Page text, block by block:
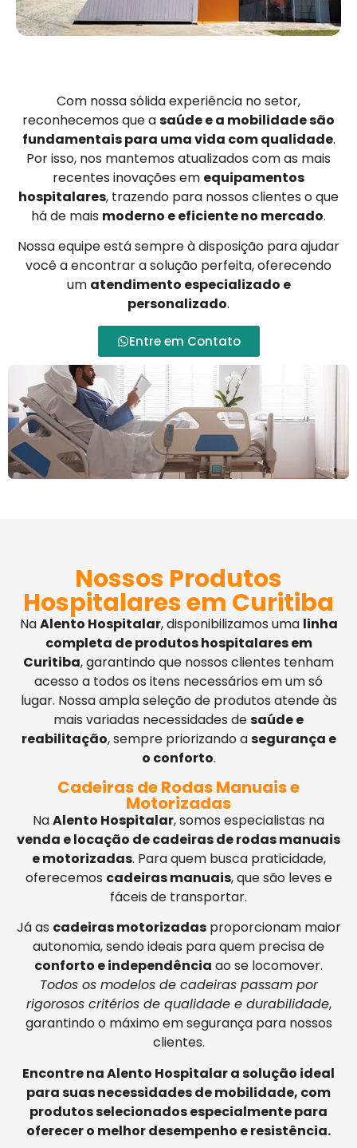
Com nossa sólida experiência no setor,
reconhecemos que asaúde e a mobilidade são
fundamentais para uma vida com qualidade.
Por isso, nos mantemos atualizados com as mais
recentes inovações em equipamentos
hospitalares, trazendo para nossos clientes o que
há de mais moderno e eficiente no mercado.
Nossa equipe está sempre à disposição para ajudar
você a encontrar a solução perfeita, oferecendo
um atendimento especializado e
personalizado.
Entre em Contato
Nossos Produtos
Hospitalares em Curitiba
NaAlento Hospitalar, disponibilizamos uma linha
completa de produtos hospitalares em
Curitiba, garantindo que nossos clientes tenham
acesso a todos os itens necessários em um só
lugar. Nossa ampla seleção de produtos atende às
mais variadas necessidades desaúde e
reabilitação, sempre priorizando asegurança e
o conforto.
Cadeiras de Rodas Manuais e
Motorizadas
NaAlento Hospitalar, somos especialistas na
venda e locação de cadeiras de rodas manuais
e motorizadas. Para quem busca praticidade,
oferecemos cadeiras manuais, que são leves e
fáceis de transportar.
Já as cadeiras motorizadasproporcionam maior
autonomia, sendo ideais para quem precisa de
conforto e independência ao se locomover.
Todos os modelos de cadeiras passam por
rigorosos critérios de qualidade e durabilidade,
garantindo o máximo em segurança para nossos
clientes.
Encontre na Alento Hospitalar a solução ideal
para suas necessidades de mobilidade, com
produtos selecionados especialmente para
oferecer o melhor desempenho e resistência.